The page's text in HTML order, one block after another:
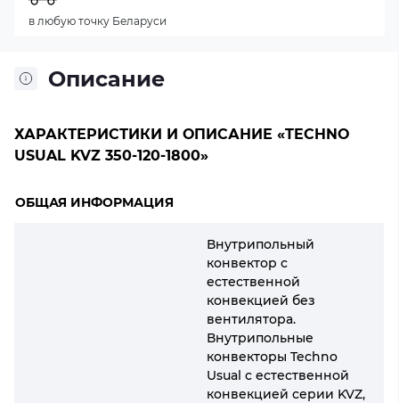
Описание
ХАРАКТЕРИСТИКИ И ОПИСАНИЕ «TECHNO
USUAL KVZ 350-120-1800»
ОБЩАЯ ИНФОРМАЦИЯ
Внутрипольный
конвектор с
естественной
конвекцией без
вентилятора.
Внутрипольные
конвекторы Techno
Usual с естественной
конвекцией серии KVZ,
в любую точку Беларуси